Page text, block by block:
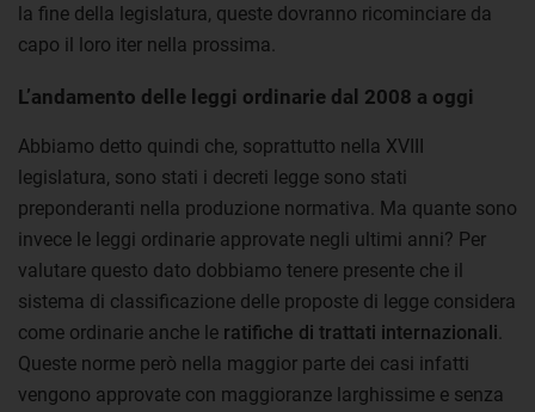
la fine della legislatura, queste dovranno ricominciare da
capo il loro iter nella prossima.
L’andamento delle leggi ordinarie dal 2008 a oggi
Abbiamo detto quindi che, soprattutto nella XVIII
legislatura, sono stati i decreti legge sono stati
preponderanti nella produzione normativa. Ma quante sono
invece le leggi ordinarie approvate negli ultimi anni? Per
valutare questo dato dobbiamo tenere presente che il
sistema di classificazione delle proposte di legge considera
come ordinarie anche le ratifiche di trattati internazionali
Queste norme però nella maggior parte dei casi infatti
vengono approvate con maggioranze larghissime e senza